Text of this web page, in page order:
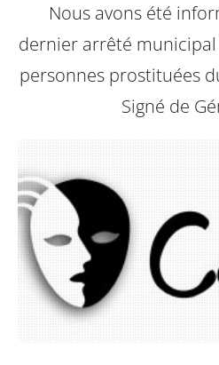
Nous avons été
dernier arrêté
personnes prostituées
Signé de